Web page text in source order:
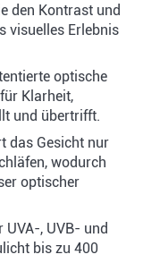
den Kontrast und
visuelles Erlebnis
optische
Klarheit,
und übertrifft.
das Gesicht nur
wodurch
optischer
UVA-, UVB- und
bis zu 400